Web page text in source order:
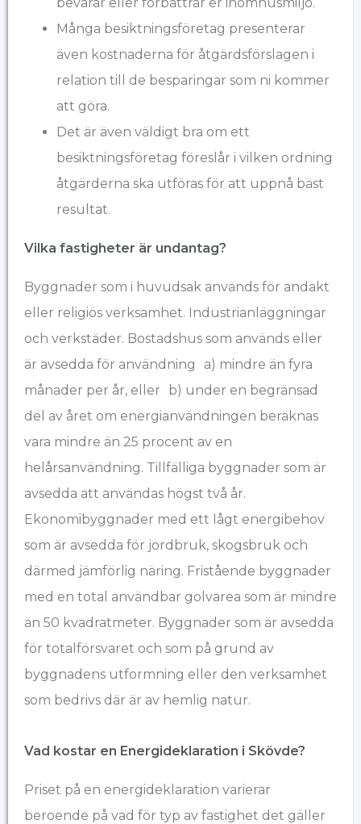
bevarar eller förbättrar er inomhusmiljö.
Många besiktningsföretag presenterar
även kostnaderna för åtgärdsförslagen i
relation till de besparingar som ni kommer
att göra.
Det är även väldigt bra om ett
besiktningsföretag föreslår i vilken ordning
åtgärderna ska utföras för att uppnå bäst
resultat.
Vilka fastigheter är undantag?
Byggnader som i huvudsak används för andakt
eller religiös verksamhet. Industrianläggningar
och verkstäder. Bostadshus som används eller
är avsedda för användning a) mindre än fyra
månader per år, eller b) under en begränsad
del av året om energianvändningen beräknas
vara mindre än 25 procent av en
helårsanvändning. Tillfälliga byggnader som är
avsedda att användas högst två år.
Ekonomibyggnader med ett lågt energibehov
som är avsedda för jordbruk, skogsbruk och
därmed jämförlig näring. Fristående byggnader
med en total användbar golvarea som är mindre
än 50 kvadratmeter. Byggnader som är avsedda
för totalförsvaret och som på grund av
byggnadens utformning eller den verksamhet
som bedrivs där är av hemlig natur.
Vad kostar en Energideklaration i Skövde?
Priset på en energideklaration varierar
beroende på vad för typ av fastighet det gäller